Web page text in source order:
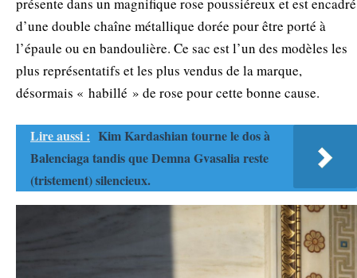
d’une double chaîne métallique dorée pour être porté à
l’épaule ou en bandoulière. Ce sac est l’un des modèles les
plus représentatifs et les plus vendus de la marque,
désormais « habillé » de rose pour cette bonne cause.
Lire aussi : Kim Kardashian tourne le dos à
Balenciaga tandis que Demna Gvasalia reste
(tristement) silencieux.